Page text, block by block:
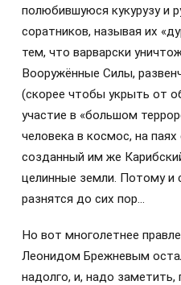
полюбившуюся кукурузу и
соратников, называя их
тем, что варварски
Вооружённые Силы,
(скорее чтобы укрыть от
участие в «большом
человека в космос, на
созданный им же
целинные земли. Потому и
разнятся до сих пор…
Но вот многолетнее
Леонидом Брежневым
надолго, и, надо